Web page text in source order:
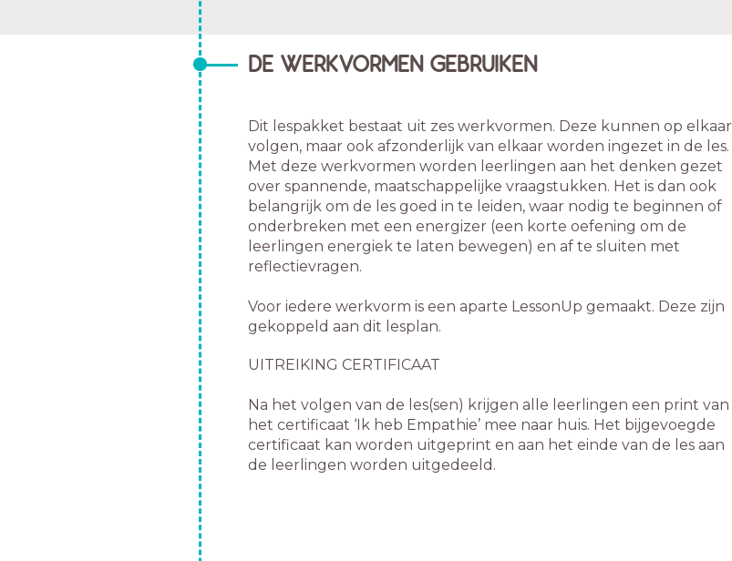
DE WERKVORMEN GEBRUIKEN
Dit lespakket bestaat uit zes werkvormen. Deze kunnen op elkaar
volgen, maar ook afzonderlijk van elkaar worden ingezet in de les.
Met deze werkvormen worden leerlingen aan het denken gezet
over spannende, maatschappelijke vraagstukken. Het is dan ook
belangrijk om de les goed in te leiden, waar nodig te beginnen of
onderbreken met een energizer (een korte oefening om de
leerlingen energiek te laten bewegen) en af te sluiten met
reflectievragen.
Voor iedere werkvorm is een aparte LessonUp gemaakt. Deze zijn
gekoppeld aan dit lesplan.
UITREIKING CERTIFICAAT
Na het volgen van de les(sen) krijgen alle leerlingen een print van
het certificaat ‘Ik heb Empathie’ mee naar huis. Het bijgevoegde
certificaat kan worden uitgeprint en aan het einde van de les aan
de leerlingen worden uitgedeeld.